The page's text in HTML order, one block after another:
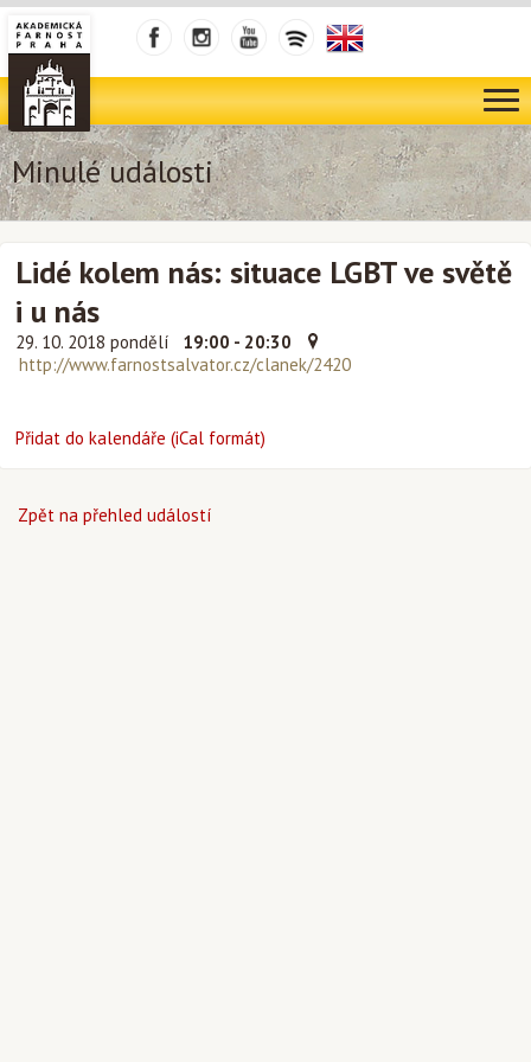
Minulé události
Lidé kolem nás: situace LGBT ve světě
i u nás
29. 10. 2018 pondělí
19:00 - 20:30
http://www.farnostsalvator.cz/clanek/2420
Přidat do kalendáře (iCal formát)
Zpět na přehled událostí